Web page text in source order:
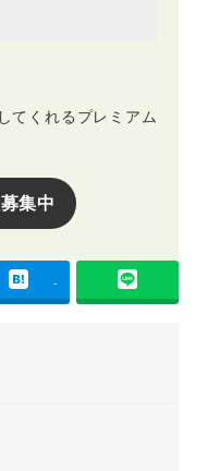
てくれるプレミアム
集中
-